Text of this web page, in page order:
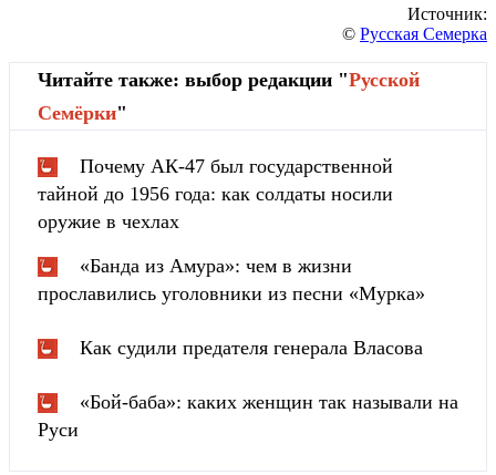
Источник:
© Русская Семерка
Читайте также: выбор редакции "Русской
Cемёрки"
Почему АК-47 был государственной
тайной до 1956 года: как солдаты носили
оружие в чехлах
«Банда из Амура»: чем в жизни
прославились уголовники из песни «Мурка»
Как судили предателя генерала Власова
«Бой-баба»: каких женщин так называли на
Руси